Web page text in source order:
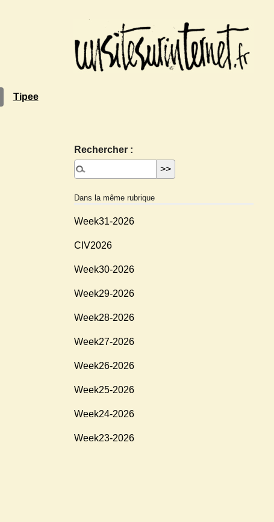
Tipee
Rechercher :
Dans la même rubrique
Week31-2026
CIV2026
Week30-2026
Week29-2026
Week28-2026
Week27-2026
Week26-2026
Week25-2026
Week24-2026
Week23-2026